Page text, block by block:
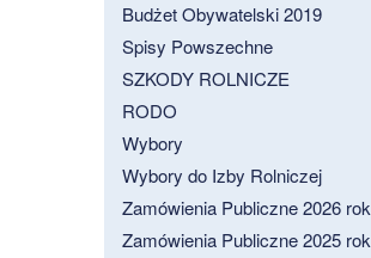
Budżet Obywatelski 2019
Spisy Powszechne
SZKODY ROLNICZE
RODO
Wybory
Wybory do Izby Rolniczej
Zamówienia Publiczne 2026 rok
Zamówienia Publiczne 2025 rok